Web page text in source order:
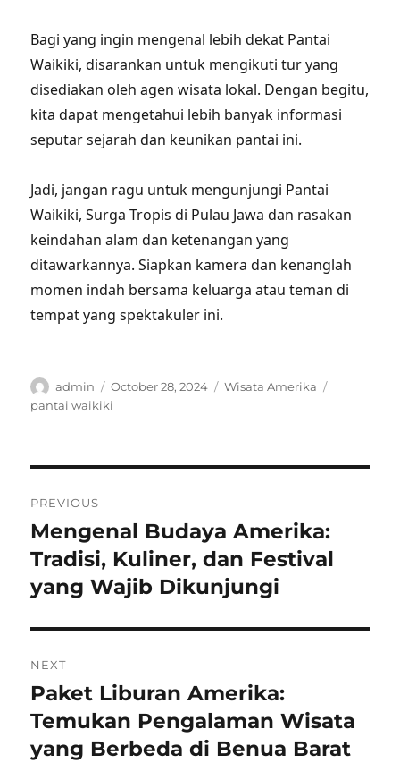
Bagi yang ingin mengenal lebih dekat Pantai
Waikiki, disarankan untuk mengikuti tur yang
disediakan oleh agen wisata lokal. Dengan begitu,
kita dapat mengetahui lebih banyak informasi
seputar sejarah dan keunikan pantai ini.
Jadi, jangan ragu untuk mengunjungi Pantai
Waikiki, Surga Tropis di Pulau Jawa dan rasakan
keindahan alam dan ketenangan yang
ditawarkannya. Siapkan kamera dan kenanglah
momen indah bersama keluarga atau teman di
tempat yang spektakuler ini.
Author
admin
Posted
on
October 28, 2024 Categories
Wisata Amerika
pantai waikiki
navigation
PREVIOUS
Previous
post:
Mengenal Budaya Amerika:
Tradisi, Kuliner, dan Festival
yang Wajib Dikunjungi
NEXT
Next
post:
Paket Liburan Amerika:
Temukan Pengalaman Wisata
yang Berbeda di Benua Barat